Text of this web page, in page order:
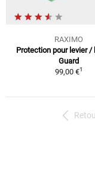
RAXIMO
Protection pour levier /
Guard
99,00 €1